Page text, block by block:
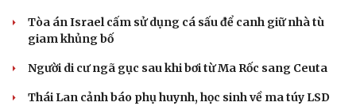
Tòa án Israel cấm sử dụng cá sấu để canh giữ nhà tù
giam khủng bố
Người di cư ngã gục sau khi bơi từ Ma Rốc sang Ceuta
Thái Lan cảnh báo phụ huynh, học sinh về ma túy LSD